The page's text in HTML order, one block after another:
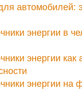
автомобилей:
энергии в
энергии как
энергии на